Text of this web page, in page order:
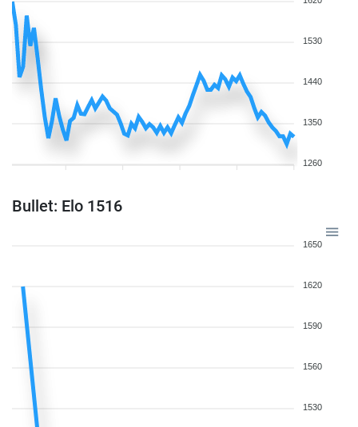
1530
1440
1350
1260
Bullet: Elo 1516
1650
1620
1590
1560
1530